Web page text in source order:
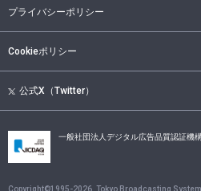
プライバシーポリシー
Cookieポリシー
公式X（Twitter）
一般社団法人デジタル広告品質認証機
Copyright©1995-2026 , Tokyo Broadcasting